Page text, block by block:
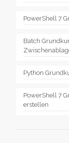
PowerShell 7
Batch
Python
PowerShell 7
erstellen